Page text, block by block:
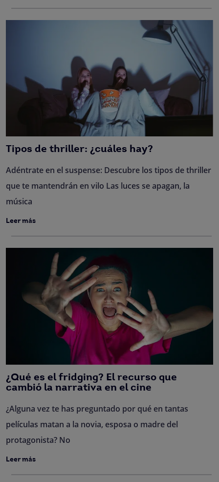
Tipos de thriller: ¿cuáles hay?
Adéntrate en el suspense: Descubre los tipos de thriller
que te mantendrán en vilo Las luces se apagan, la
música
Leer más
¿Qué es el fridging? El recurso que
cambió la narrativa en el cine
¿Alguna vez te has preguntado por qué en tantas
películas matan a la novia, esposa o madre del
protagonista? No
Leer más